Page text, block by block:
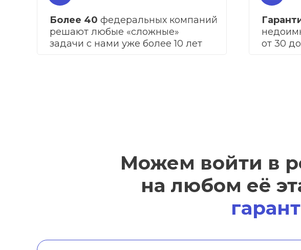
Более 40 федеральных компаний
решают любые «сложные»
задачи с нами уже более 10 лет
от 30
Можем войти в
на любом её